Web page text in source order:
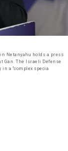
Netanyahu holds a press
Gan. The Israeli Defense
in a "complex specia